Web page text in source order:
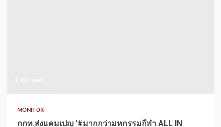
MONITOR
กกท.ส่งแคมเปญ ‘#มากกว่ามหกรรมกีฬา ALL IN